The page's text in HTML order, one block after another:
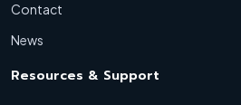
Contact
News
Resources & Support